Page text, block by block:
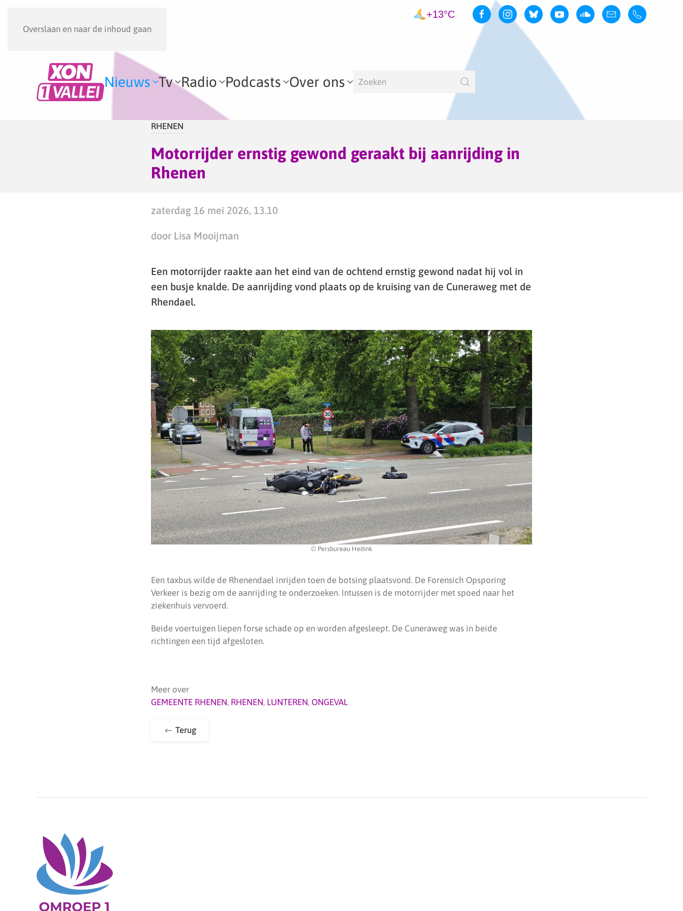
Overslaan en naar de inhoud gaan
+13°C
Nieuws Tv Radio Podcasts Over ons
RHENEN
Motorrijder ernstig gewond geraakt bij aanrijding in
Rhenen
zaterdag 16 mei 2026, 13.10
door Lisa Mooijman
Een motorrijder raakte aan het eind van de ochtend ernstig gewond nadat hij vol in
een busje knalde. De aanrijding vond plaats op de kruising van de Cuneraweg met de
Rhendael.
© Persbureau Heitink
Een taxbus wilde de Rhenendael inrijden toen de botsing plaatsvond. De Forensich Opsporing
Verkeer is bezig om de aanrijding te onderzoeken. Intussen is de motorrijder met spoed naar het
ziekenhuis vervoerd.
Beide voertuigen liepen forse schade op en worden afgesleept. De Cuneraweg was in beide
richtingen een tijd afgesloten.
Meer over
GEMEENTE RHENEN, RHENEN, LUNTEREN, ONGEVAL
Terug